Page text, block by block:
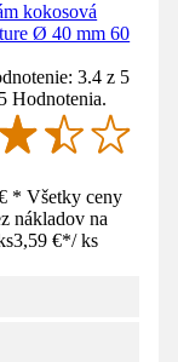
kokosová
Ø 40 mm 60
3.4 z 5
Hodnotenia.
* Všetky ceny
nákladov na
3,59 €*/ ks